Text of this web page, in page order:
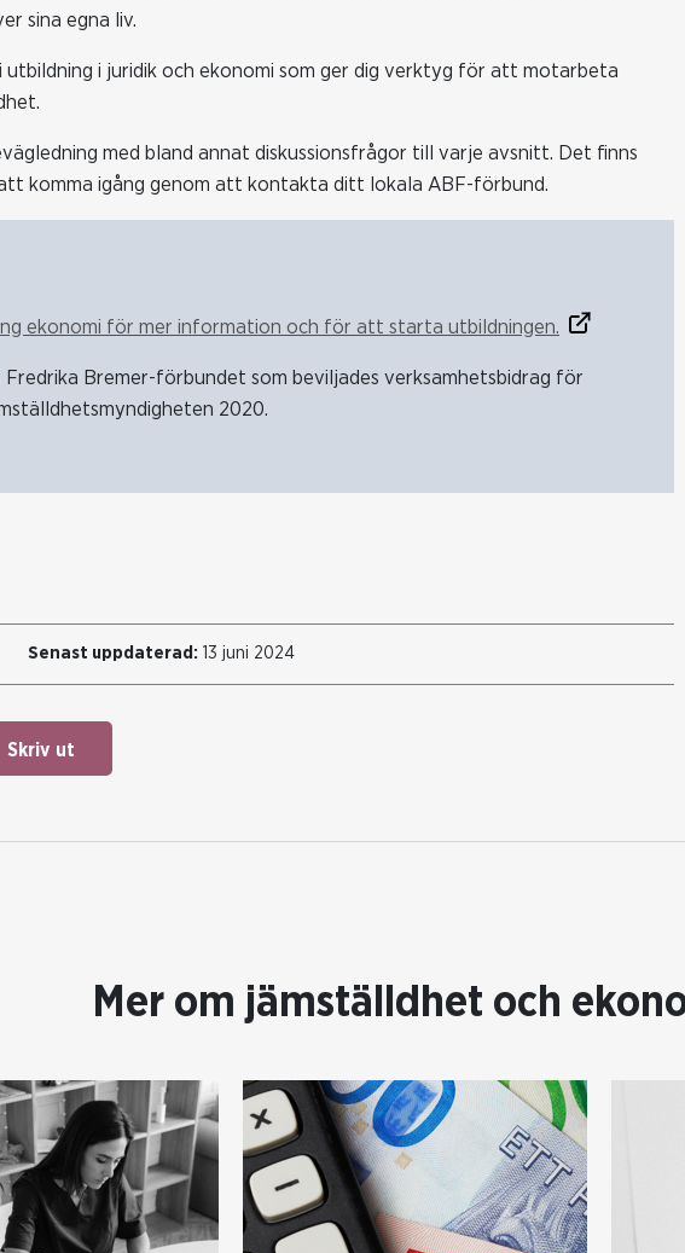
sina egna liv.
utbildning i juridik och ekonomi som ger dig verktyg för att motarbeta
med bland annat diskussionsfrågor till varje avsnitt. Det finns
komma igång genom att kontakta ditt lokala ABF-förbund.
ekonomi för mer information och för att starta utbildningen.
Bremer-förbundet som beviljades verksamhetsbidrag för
2020.
Senast uppdaterad: 13 juni 2024
Skriv ut
Mer om jämställdhet och